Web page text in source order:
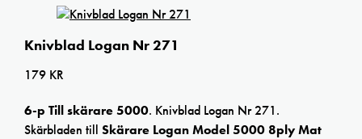
Knivblad Logan Nr 271
179 KR
6-p Till skärare 5000. Knivblad Logan Nr 271.
Skärbladen till Skärare Logan Model 5000 8ply Mat